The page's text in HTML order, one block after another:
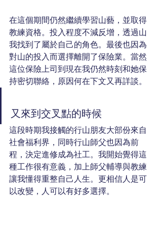
在這個期間仍然繼續學習山藝，並取得
教練資格。投入程度不減反增，透過山
我找到了屬於自己的角色。最後也因為
對山的投入而選擇離開了保險業。當然
這位保險上司到現在我仍然時刻和她保
持密切聯絡，原因何在下文又再詳談。
又來到交叉點的時候
這段時期我接觸的行山朋友大部份來自
社會福利界，同時行山師父也因為前
程，決定進修成為社工。我開始覺得這
種工作很有意義，加上師父輔導與教練
讓我懂得重整自己人生。更相信人是可
以改變，人可以有好多選擇。